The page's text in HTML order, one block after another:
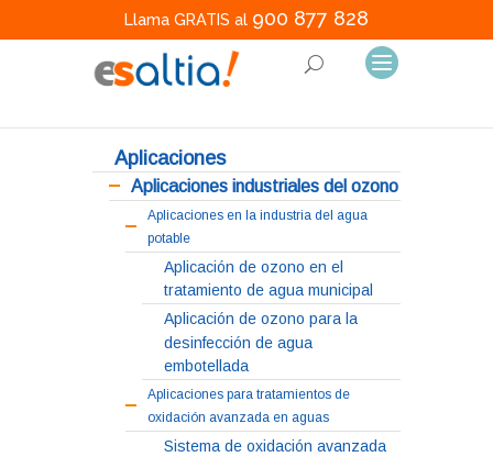
Llama GRATIS al 900 877 828
Aplicaciones
Aplicaciones industriales del ozono
Aplicaciones en la industria del agua
potable
Aplicación de ozono en el
tratamiento de agua municipal
Aplicación de ozono para la
desinfección de agua
embotellada
Aplicaciones para tratamientos de
oxidación avanzada en aguas
Sistema de oxidación avanzada